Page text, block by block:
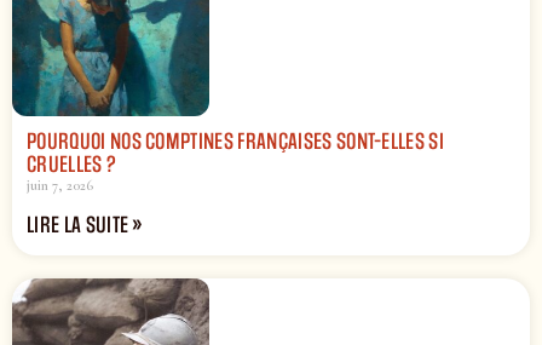
POURQUOI NOS COMPTINES FRANÇAISES SONT-ELLES SI
CRUELLES ?
juin 7, 2026
LIRE LA SUITE »